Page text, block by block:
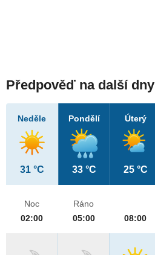
Předpověď na další dny
Neděle
31 °C
Pondělí
33 °C
Úterý
25 °C
Noc
02:00
Ráno
05:00
08:00